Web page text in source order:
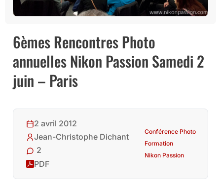
6èmes Rencontres Photo
annuelles Nikon Passion Samedi 2
juin – Paris
2 avril 2012
Jean-Christophe Dichant
2
PDF
Conférence Photo
Formation
Nikon Passion